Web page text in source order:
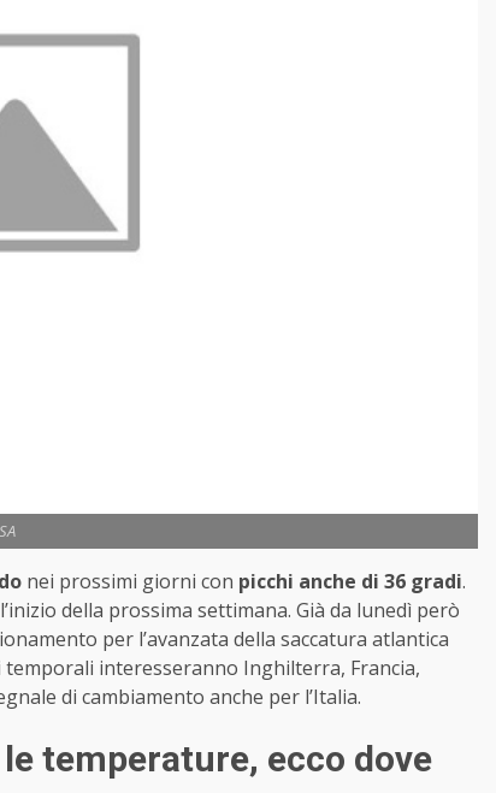
nei prossimi giorni con picchi anche di 36 gradi.
della prossima settimana. Già da lunedì però
per l’avanzata della saccatura atlantica
interesseranno Inghilterra, Francia,
di cambiamento anche per l’Italia.
temperature, ecco dove